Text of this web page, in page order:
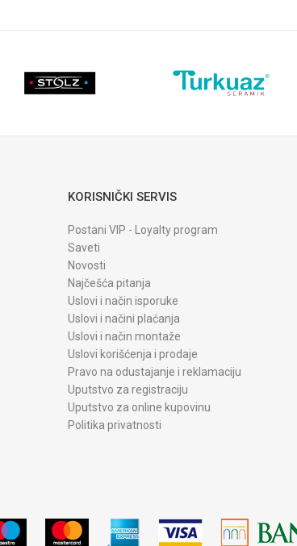
KORISNIČKI SERVIS
Postani VIP - Loyalty program
Saveti
Novosti
Najčešća pitanja
Uslovi i način isporuke
Uslovi i načini plaćanja
Uslovi i način montaže
Uslovi korišćenja i prodaje
Pravo na odustajanje i reklamaciju
Uputstvo za registraciju
Uputstvo za online kupovinu
Politika privatnosti